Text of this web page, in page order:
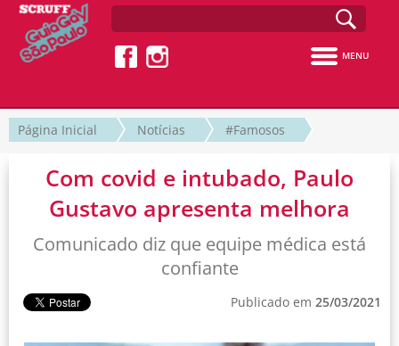
MENU
Página Inicial Notícias #Famosos
Com covid e intubado, Paulo
Gustavo apresenta melhora
Comunicado diz que equipe médica está
confiante
Publicado em 25/03/2021